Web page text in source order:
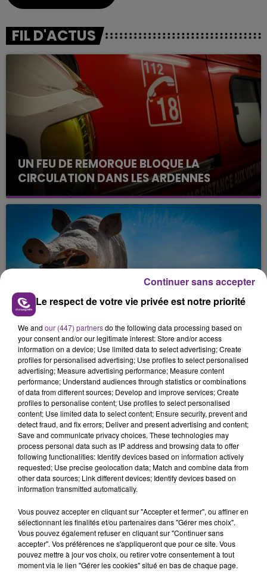
FIL D'ACTUS
UN FEU DE REMORQUE BLOQUE LA
CIRCULATION DANS LES ARDENNES
Un feu de remorque s'est déclaré ce mercredi en
fin de matinée sur l'A34.
VENEZ FÊTER CE WEEK-END
L'ANNIVERSAIRE DE WOINIC
Ce samedi 8 août sera un grand jour :
l'anniversaire du plus gros sanglier du monde.
Une fête est donc organisée et vous êtes tous
conviés !
TITRES DIFFUSÉS
8h26
8h26
ALEX WARREN
Fever Dream
8h23
8h23
CYRIL
Stumblin' In
Le respect de votre vie privée est notre priorité
We and our (447) partnersdo the following data processing based on
your consent and/or our legitimate interest: Store and/or access
information on a device; Use limited data to select advertising; Create
profiles for personalised advertising; Use profiles to select personalised
advertising; Measure advertising performance; Measure content
performance; Understand audiences through statistics or combinations
of data from different sources; Develop and improve services; Create
profiles to personalise content; Use profiles to select personalised
content; Use limited data to select content; Ensure security, prevent and
detect fraud, and fix errors; Deliver and present advertising and content;
Save and communicate privacy choices. These technologies may
process personal data such as IP address and browsing data to offer
following functionalities: Identify devices based on information actively
requested; Use precise geolocation data; Match and combine data from
other data sources; Link different devices; Identify devices based on
information transmitted automatically.
Vous pouvez accepter en cliquant sur "Accepter et fermer", ou affiner en
sélectionnant les finalités et/ou partenaires dans "Gérer mes choix".
Vous pouvez également refuser en cliquant sur "Continuer sans
accepter". Vos préférences ne s'appliqueront que pour ce site. Vous
pouvez mettre à jour vos choix, ou retirer votre consentement à tout
moment via le lien "Gérer les cookies" situé en bas de chaque page.
Continuer sans accepter